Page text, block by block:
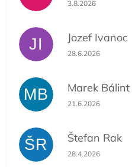
3.8.2026
JI Jozef Ivanoc
Hodnotenie
28.6.2026
MB Marek Bálint
Hodnotenie
21.6.2026
ŠR Štefan Rak
Hodnotenie
28.4.2026